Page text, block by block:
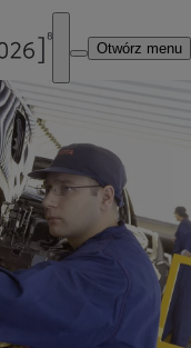
Otwórz menu